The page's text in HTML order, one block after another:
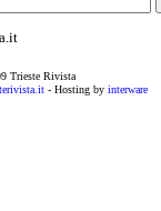
Trieste Rivista
- Hosting by interware